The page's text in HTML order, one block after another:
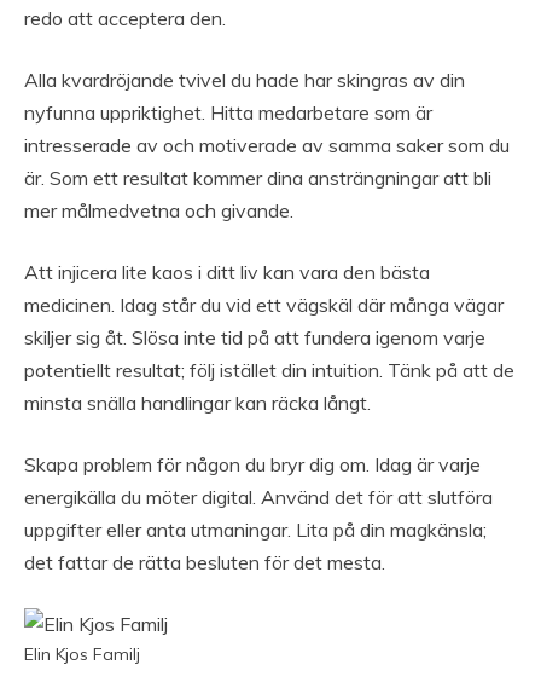
redo att acceptera den.
Alla kvardröjande tvivel du hade har skingras av din
nyfunna uppriktighet. Hitta medarbetare som är
intresserade av och motiverade av samma saker som du
är. Som ett resultat kommer dina ansträngningar att bli
mer målmedvetna och givande.
Att injicera lite kaos i ditt liv kan vara den bästa
medicinen. Idag står du vid ett vägskäl där många vägar
skiljer sig åt. Slösa inte tid på att fundera igenom varje
potentiellt resultat; följ istället din intuition. Tänk på att de
minsta snälla handlingar kan räcka långt.
Skapa problem för någon du bryr dig om. Idag är varje
energikälla du möter digital. Använd det för att slutföra
uppgifter eller anta utmaningar. Lita på din magkänsla;
det fattar de rätta besluten för det mesta.
Elin Kjos Familj